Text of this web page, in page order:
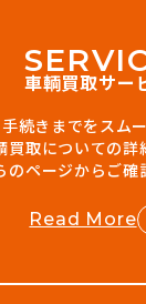
SERVI
車輌買取サー
続きまでをスム
買取についての詳
のページからご確
Read More